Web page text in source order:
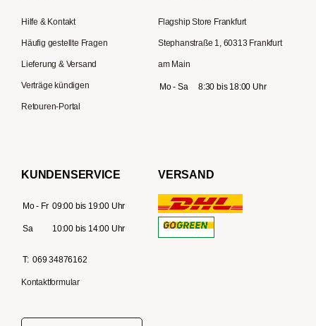
Hilfe & Kontakt
Häufig gestellte Fragen
Lieferung & Versand
Verträge kündigen
Retouren-Portal
Flagship Store Frankfurt
Stephanstraße 1, 60313 Frankfurt
am Main
Mo - Sa 8:30 bis 18:00 Uhr
KUNDENSERVICE
Mo - Fr 09:00 bis 19:00 Uhr
Sa 10:00 bis 14:00 Uhr
T: 069 34876162
Kontaktformular
VERSAND